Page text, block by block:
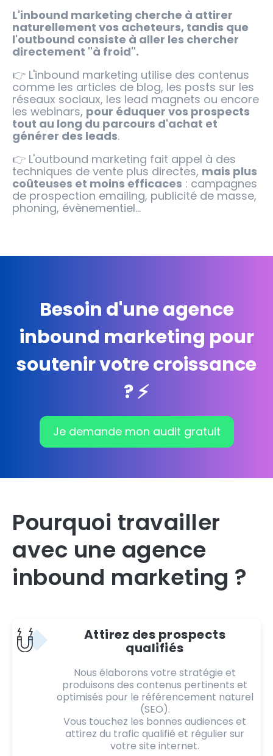
L'inbound marketing cherche à attirer
naturellement vos acheteurs, tandis que
l'outbound consiste à aller les chercher
directement "à froid".
👉 L'inbound marketing utilise des contenus
comme les articles de blog, les posts sur les
réseaux sociaux, les lead magnets ou encore
les webinars, pour éduquer vos prospects
tout au long du parcours d'achat et
générer des leads.
👉 L'outbound marketing fait appel à des
techniques de vente plus directes, mais plus
coûteuses et moins efficaces : campagnes
de prospection emailing, publicité de masse,
phoning, évènementiel...
Besoin d'une agence
inbound marketing pour
soutenir votre croissance
? ⚡️
Je demande mon audit gratuit
Pourquoi travailler
avec une agence
inbound marketing ?
Attirez des prospects
qualifiés
Nous élaborons votre stratégie et
produisons des contenus pertinents et
optimisés pour le référencement naturel
(SEO).
Vous touchez les bonnes audiences et
attirez du trafic qualifié et régulier sur
votre site internet.